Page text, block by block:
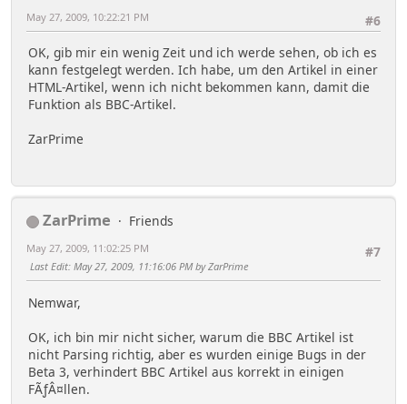
#6
May 27, 2009, 10:22:21 PM
OK, gib mir ein wenig Zeit und ich werde sehen, ob ich es
kann festgelegt werden. Ich habe, um den Artikel in einer
HTML-Artikel, wenn ich nicht bekommen kann, damit die
Funktion als BBC-Artikel.
ZarPrime
ZarPrime
Friends
#7
May 27, 2009, 11:02:25 PM
Last Edit: May 27, 2009, 11:16:06 PM by ZarPrime
Nemwar,
OK, ich bin mir nicht sicher, warum die BBC Artikel ist
nicht Parsing richtig, aber es wurden einige Bugs in der
Beta 3, verhindert BBC Artikel aus korrekt in einigen
FÃƒÂ¤llen.